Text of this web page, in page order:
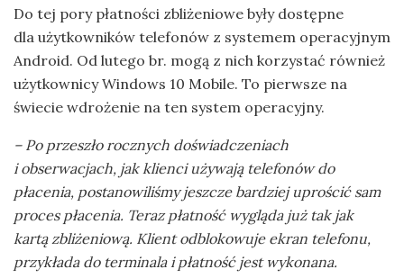
Do tej pory płatności zbliżeniowe były dostępne
dla użytkowników telefonów z systemem operacyjnym
Android. Od lutego br. mogą z nich korzystać również
użytkownicy Windows 10 Mobile. To pierwsze na
świecie wdrożenie na ten system operacyjny.
– Po przeszło rocznych doświadczeniach
i obserwacjach, jak klienci używają telefonów do
płacenia, postanowiliśmy jeszcze bardziej uprościć sam
proces płacenia. Teraz płatność wygląda już tak jak
kartą zbliżeniową. Klient odblokowuje ekran telefonu,
przykłada do terminala i płatność jest wykonana.